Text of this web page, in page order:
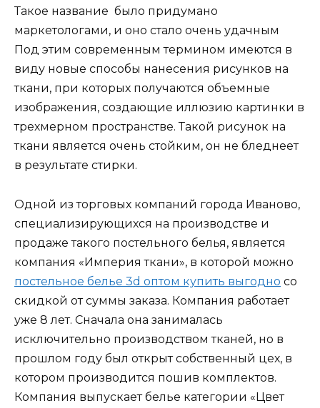
Такое название было придумано
маркетологами, и оно стало очень удачным
Под этим современным термином имеются в
виду новые способы нанесения рисунков на
ткани, при которых получаются объемные
изображения, создающие иллюзию картинки в
трехмерном пространстве. Такой рисунок на
ткани является очень стойким, он не бледнеет
в результате стирки.
Одной из торговых компаний города Иваново,
специализирующихся на производстве и
продаже такого постельного белья, является
компания «Империя ткани», в которой можно
постельное белье 3d оптом купить выгодно со
скидкой от суммы заказа. Компания работает
уже 8 лет. Сначала она занималась
исключительно производством тканей, но в
прошлом году был открыт собственный цех, в
котором производится пошив комплектов.
Компания выпускает белье категории «Цвет